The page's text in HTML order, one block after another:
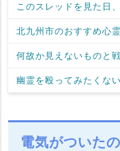
このスレッドを見た日
北九州市のおすすめ心
何故か見えないものと
幽霊を殴ってみたくな
電気がついた